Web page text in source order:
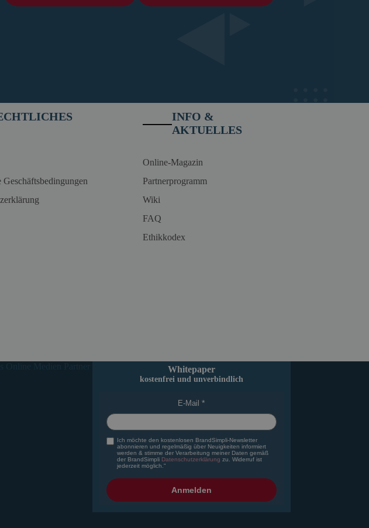
INFO &
AKTUELLES
Online-Magazin
Partnerprogramm
Wiki
FAQ
Ethikkodex
Whitepaper
kostenfrei und unverbindlich
E-Mail
Ich möchte den kostenlosen BrandSimpli-Newsletter
abonnieren und regelmäßig über Neuigkeiten informiert
werden & stimme der Verarbeitung meiner Daten gemäß
der BrandSimpli Datenschutzerklärung zu. Widerruf ist
jederzeit möglich."
Anmelden